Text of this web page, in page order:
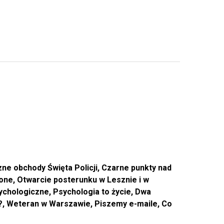
obchody Święta Policji, Czarne punkty nad
Otwarcie posterunku w Lesznie i w
Psychologia to życie, Dwa
Weteran w Warszawie, Piszemy e-maile, Co